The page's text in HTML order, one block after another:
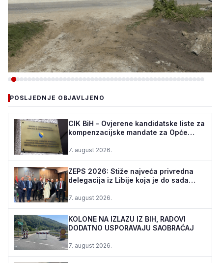
TEŠANJ I USORA OSIGURALI
160.000 POČETNIH ULAGANJA
ZA STADION „TOPOLIK“
5. august 2026.•161 pregleda
POSLJEDNJE OBJAVLJENO
CIK BiH - Ovjerene kandidatske liste za
kompenzacijske mandate za Opće
7. august 2026.
ZEPS 2026: Stiže najveća privredna
delegacija iz Libije koja je do sada
7. august 2026.
KOLONE NA IZLAZU IZ BIH, RADOVI
DODATNO USPORAVAJU SAOBRAĆAJ
7. august 2026.